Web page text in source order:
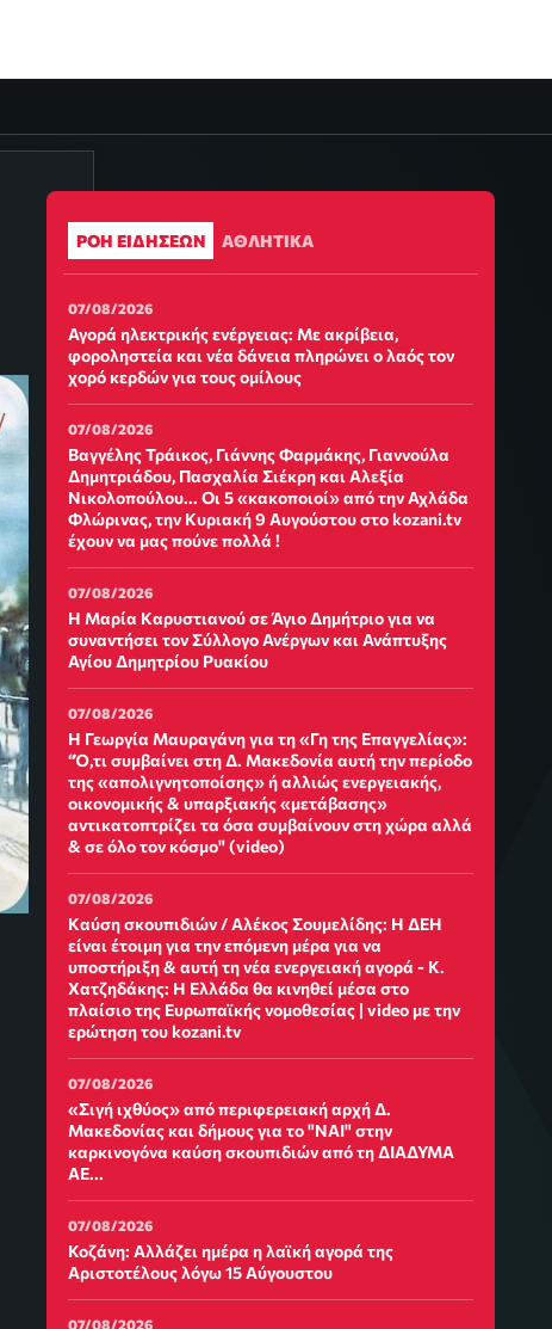
ΡΟΗ ΕΙΔΗΣΕΩΝ ΑΘΛΗΤΙΚΑ
07/08/2026
Αγορά ηλεκτρικής ενέργειας: Με ακρίβεια,
φοροληστεία και νέα δάνεια πληρώνει ο λαός τον
χορό κερδών για τους ομίλους
07/08/2026
Βαγγέλης Τράικος, Γιάννης Φαρμάκης, Γιαννούλα
Δημητριάδου, Πασχαλία Σιέκρη και Αλεξία
Νικολοπούλου... Οι 5 «κακοποιοί» από την Αχλάδα
Φλώρινας, την Κυριακή 9 Αυγούστου στο kozani.tv
έχουν να μας πούνε πολλά !
07/08/2026
Η Μαρία Καρυστιανού σε Άγιο Δημήτριο για να
συναντήσει τον Σύλλογο Ανέργων και Ανάπτυξης
Αγίου Δημητρίου Ρυακίου
07/08/2026
Η Γεωργία Μαυραγάνη για τη «Γη της Επαγγελίας»:
“Ό,τι συμβαίνει στη Δ. Μακεδονία αυτή την περίοδο
της «απολιγνητοποίσης» ή αλλιώς ενεργειακής,
οικονομικής & υπαρξιακής «μετάβασης»
αντικατοπτρίζει τα όσα συμβαίνουν στη χώρα αλλά
& σε όλο τον κόσμο" (video)
07/08/2026
Καύση σκουπιδιών / Αλέκος Σουμελίδης: Η ΔΕΗ
είναι έτοιμη για την επόμενη μέρα για να
υποστήριξη & αυτή τη νέα ενεργειακή αγορά - Κ.
Χατζηδάκης: Η Ελλάδα θα κινηθεί μέσα στο
πλαίσιο της Ευρωπαϊκής νομοθεσίας | video με την
ερώτηση του kozani.tv
07/08/2026
«Σιγή ιχθύος» από περιφερειακή αρχή Δ.
Μακεδονίας και δήμους για το "ΝΑΙ" στην
καρκινογόνα καύση σκουπιδιών από τη ΔΙΑΔΥΜΑ
ΑΕ...
07/08/2026
Κοζάνη: Αλλάζει ημέρα η λαϊκή αγορά της
Αριστοτέλους λόγω 15 Αύγουστου
07/08/2026